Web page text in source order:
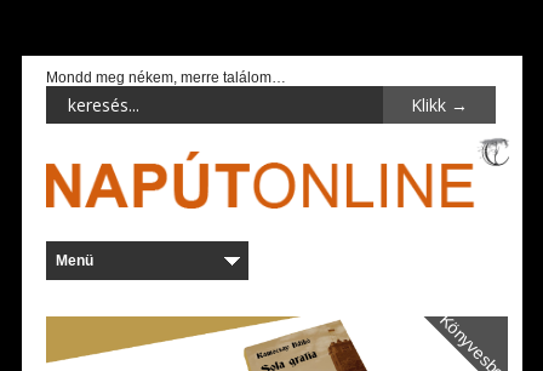
Mondd meg nékem, merre találom…
Könyvesbolt